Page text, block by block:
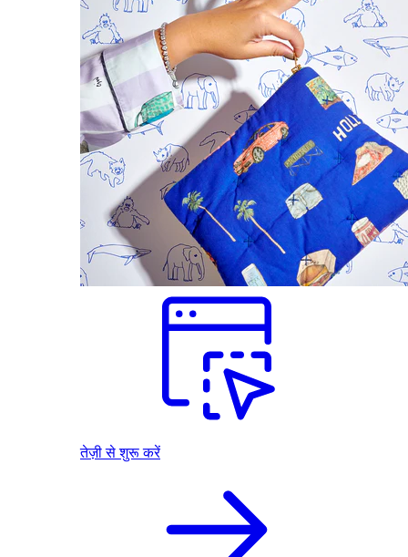
तेज़ी से शुरू करें